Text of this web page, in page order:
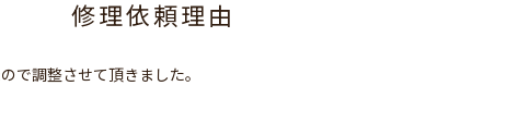
修理依頼理由
で調整させて頂きました。